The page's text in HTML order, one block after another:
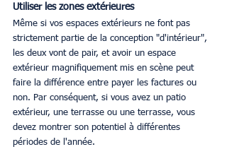
Utiliser les zones extérieures
Même si vos espaces extérieurs ne font pas
strictement partie de la conception "d'intérieur",
les deux vont de pair, et avoir un espace
extérieur magnifiquement mis en scène peut
faire la différence entre payer les factures ou
non. Par conséquent, si vous avez un patio
extérieur, une terrasse ou une terrasse, vous
devez montrer son potentiel à différentes
périodes de l'année.